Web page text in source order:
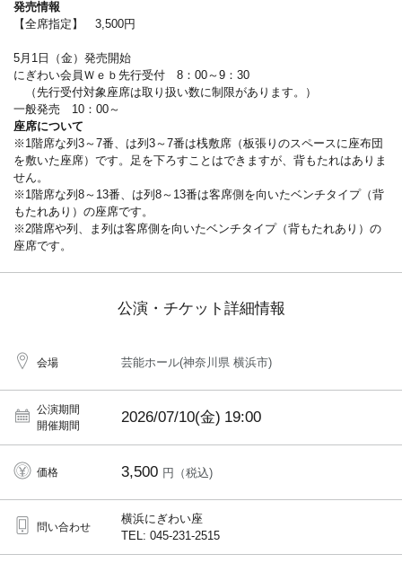
発売情報
【全席指定】 3,500円
5月1日（金）発売開始
にぎわい会員Ｗｅｂ先行受付 8：00～9：30
（先行受付対象座席は取り扱い数に制限があります。）
一般発売 10：00～
座席について
※1階席な列3～7番、は列3～7番は桟敷席（板張りのスペースに座布団
を敷いた座席）です。足を下ろすことはできますが、背もたれはありま
せん。
※1階席な列8～13番、は列8～13番は客席側を向いたベンチタイプ（背
もたれあり）の座席です。
※2階席や列、ま列は客席側を向いたベンチタイプ（背もたれあり）の
座席です。
公演・チケット詳細情報
会場 芸能ホール(神奈川県 横浜市)
公演期間
開催期間
2026/07/10(金) 19:00
価格 3,500 円（税込)
問い合わせ
横浜にぎわい座
TEL: 045-231-2515